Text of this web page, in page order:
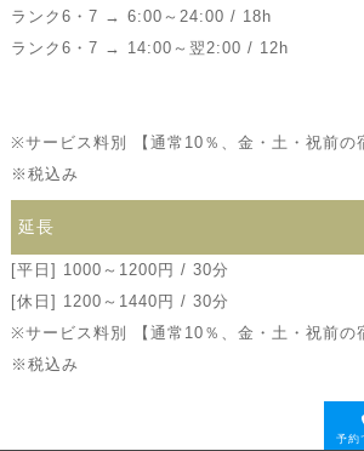
ランク6・7 → 6:00～24:00 / 18h
ランク6・7 → 14:00～翌2:00 / 12h
※サービス料別 【通常10％、金・土・祝前の
※税込み
延長
[平日] 1000～1200円 / 30分
[休日] 1200～1440円 / 30分
※サービス料別 【通常10％、金・土・祝前の
※税込み